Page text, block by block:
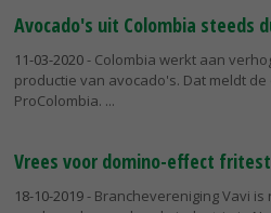
Avocado's uit Colombia steeds
11-03-2020- Colombia werkt aan
productie van avocado's. Dat meldt
ProColombia.
Vrees voor domino-effect
18-10-2019- Branchevereniging Vavi is